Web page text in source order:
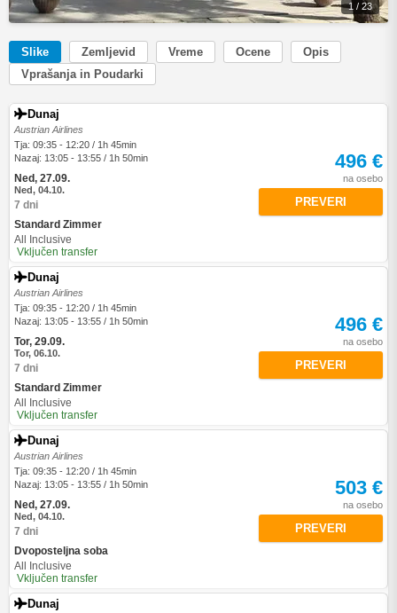
1 / 23
Slike Zemljevid Vreme Ocene
Opis
Vprašanja in Poudarki
Dunaj
Austrian Airlines
Tja: 09:35 - 12:20 / 1h 45min
Nazaj: 13:05 - 13:55 / 1h 50min
Ned, 27.09.
Ned, 04.10.
7 dni
Standard Zimmer
All Inclusive
Vključen transfer
496 €
na osebo
PREVERI
Dunaj
Austrian Airlines
Tja: 09:35 - 12:20 / 1h 45min
Nazaj: 13:05 - 13:55 / 1h 50min
Tor, 29.09.
Tor, 06.10.
7 dni
Standard Zimmer
All Inclusive
Vključen transfer
496 €
na osebo
PREVERI
Dunaj
Austrian Airlines
Tja: 09:35 - 12:20 / 1h 45min
Nazaj: 13:05 - 13:55 / 1h 50min
Ned, 27.09.
Ned, 04.10.
7 dni
Dvoposteljna soba
All Inclusive
Vključen transfer
503 €
na osebo
PREVERI
Dunaj